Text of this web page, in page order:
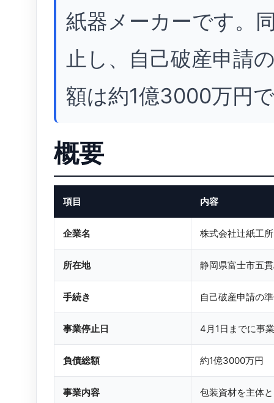
紙器メーカーです。
止し、自己破産申請
額は約1億3000万円
概要
項目 内容
企業名 株式会社辻紙工所
所在地 静岡県富士市五
手続き 自己破産申請の
事業停止日 4月1日までに事
負債総額 約1億3000万円
事業内容 包装資材を主体